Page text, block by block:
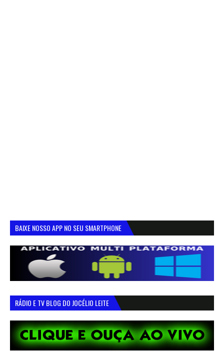
BAIXE NOSSO APP NO SEU SMARTPHONE
RÁDIO E TV BLOG DO JOCÉLIO LEITE